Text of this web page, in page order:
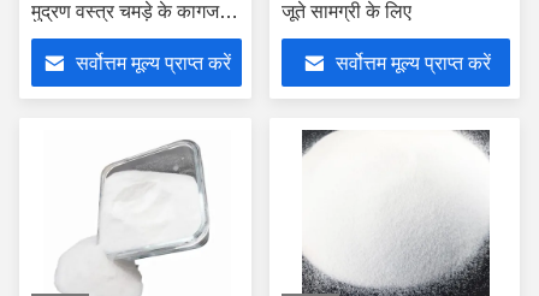
मुद्रण वस्त्र चमड़े के कागज
लकड़ी
सर्वोत्तम मूल्य प्राप्त करें
जूते सामग्री के लिए
सर्वोत्तम मूल्य प्राप्त करें